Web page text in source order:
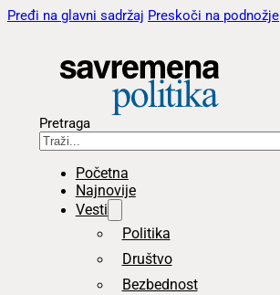
Pređi na glavni sadržaj Preskoči na podnožje
Pretraga
Početna
Najnovije
Vesti
Politika
Društvo
Bezbednost